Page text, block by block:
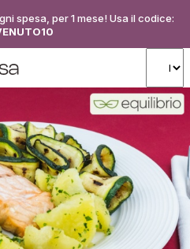
spesa, per 1 mese! Usa il codice: